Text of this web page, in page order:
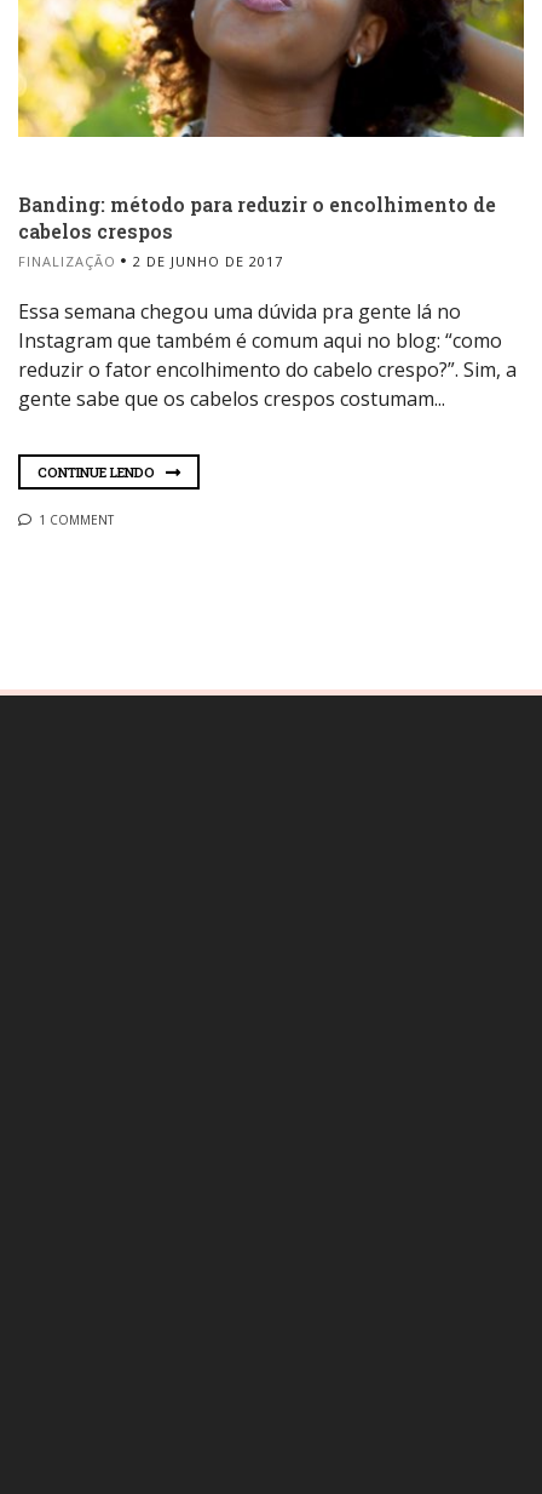
Banding: método para reduzir o encolhimento de
cabelos crespos
FINALIZAÇÃO 2 DE JUNHO DE 2017
Essa semana chegou uma dúvida pra gente lá no
Instagram que também é comum aqui no blog: “como
reduzir o fator encolhimento do cabelo crespo?”. Sim, a
gente sabe que os cabelos crespos costumam...
CONTINUE LENDO
1 COMMENT